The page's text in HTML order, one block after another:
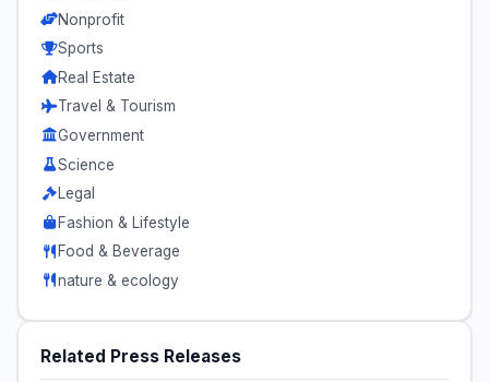
Nonprofit
Sports
Real Estate
Travel & Tourism
Government
Science
Legal
Fashion & Lifestyle
Food & Beverage
nature & ecology
Related Press Releases